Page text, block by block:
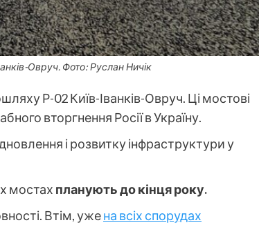
Овруч. Фото: Руслан Ничік
Р-02 Київ-Іванків-Овруч. Ці мостові
вторгнення Росії в Україну.
і розвитку інфраструктури у
мостах планують до кінця року.
Втім, ужена всіх спорудах